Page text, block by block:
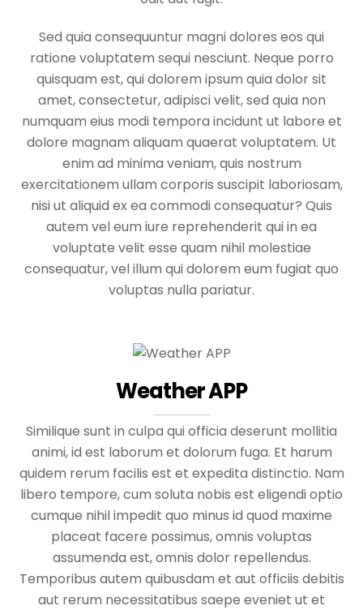
Sed quia consequuntur magni dolores eos qui
ratione voluptatem sequi nesciunt. Neque porro
quisquam est, qui dolorem ipsum quia dolor sit
amet, consectetur, adipisci velit, sed quia non
numquam eius modi tempora incidunt ut labore et
dolore magnam aliquam quaerat voluptatem. Ut
enim ad minima veniam, quis nostrum
exercitationem ullam corporis suscipit laboriosam,
nisi ut aliquid ex ea commodi consequatur? Quis
autem vel eum iure reprehenderit qui in ea
voluptate velit esse quam nihil molestiae
consequatur, vel illum qui dolorem eum fugiat quo
voluptas nulla pariatur.
Weather APP
Similique sunt in culpa qui officia deserunt mollitia
animi, id est laborum et dolorum fuga. Et harum
quidem rerum facilis est et expedita distinctio. Nam
libero tempore, cum soluta nobis est eligendi optio
cumque nihil impedit quo minus id quod maxime
placeat facere possimus, omnis voluptas
assumenda est, omnis dolor repellendus.
Temporibus autem quibusdam et aut officiis debitis
aut rerum necessitatibus saepe eveniet ut et